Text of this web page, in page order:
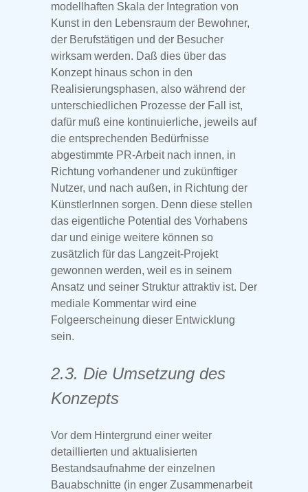
modellhaften Skala der Integration von
Kunst in den Lebensraum der Bewohner,
der Berufstätigen und der Besucher
wirksam werden. Daß dies über das
Konzept hinaus schon in den
Realisierungsphasen, also während der
unterschiedlichen Prozesse der Fall ist,
dafür muß eine kontinuierliche, jeweils auf
die entsprechenden Bedürfnisse
abgestimmte PR-Arbeit nach innen, in
Richtung vorhandener und zukünftiger
Nutzer, und nach außen, in Richtung der
KünstlerInnen sorgen. Denn diese stellen
das eigentliche Potential des Vorhabens
dar und einige weitere können so
zusätzlich für das Langzeit-Projekt
gewonnen werden, weil es in seinem
Ansatz und seiner Struktur attraktiv ist. Der
mediale Kommentar wird eine
Folgeerscheinung dieser Entwicklung
sein.
2.3. Die Umsetzung des
Konzepts
Vor dem Hintergrund einer weiter
detaillierten und aktualisierten
Bestandsaufnahme der einzelnen
Bauabschnitte (in enger Zusammenarbeit